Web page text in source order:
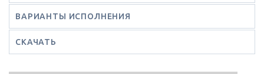
ВАРИАНТЫ ИСПОЛНЕНИЯ
СКАЧАТЬ